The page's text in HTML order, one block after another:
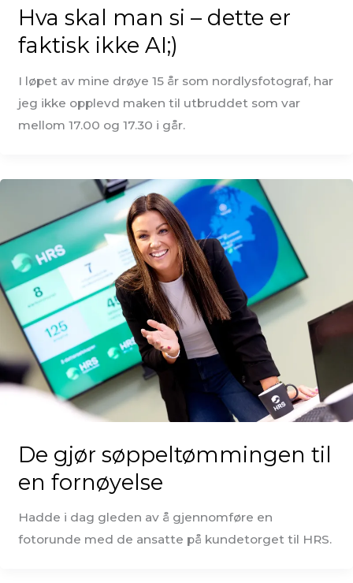
Hva skal man si – dette er
faktisk ikke AI;)
I løpet av mine drøye 15 år som nordlysfotograf, har
jeg ikke opplevd maken til utbruddet som var
mellom 17.00 og 17.30 i går.
De gjør søppeltømmingen til
en fornøyelse
Hadde i dag gleden av å gjennomføre en
fotorunde med de ansatte på kundetorget til HRS.